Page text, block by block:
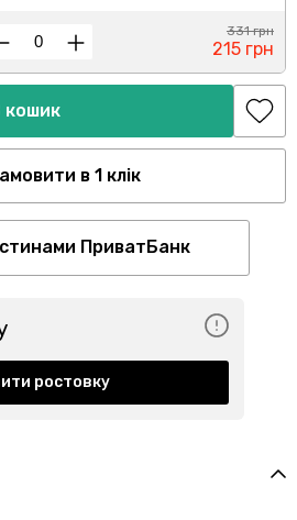
331 грн
215 грн
кошик
в 1 клік
ПриватБанк
ростовку